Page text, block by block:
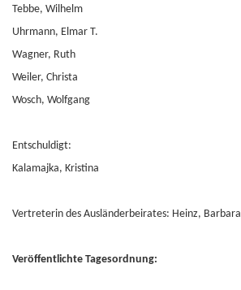
Tebbe, Wilhelm
Uhrmann, Elmar T.
Wagner, Ruth
Weiler, Christa
Wosch, Wolfgang
Entschuldigt:
Kalamajka, Kristina
Vertreterin des Ausländerbeirates: Heinz, Barbara
Veröffentlichte Tagesordnung: